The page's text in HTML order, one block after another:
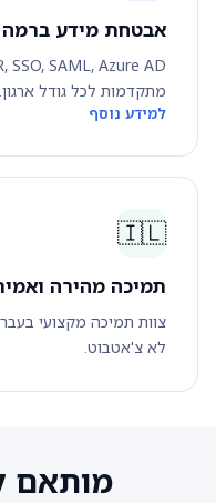
אבטחת מידע ברמה
מתקדמות לכל גודל ארגון.
למידע נוסף
🇮🇱
תמיכה מהירה
צוות תמיכה מקצועי
לא צ'אטבוט.
מותאם